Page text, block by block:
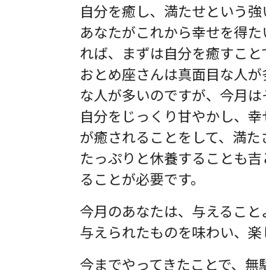
自分を癒し、満たせという強
あなたがこれから幸せを得
れば、まずは自分を癒すこと
おとめ座さんは真面目な人
な人が多いのですが、今月は
自分をじっくり甘やかし、
が癒されることをして、満た
たっぷりと休養することも
ることが必要です。
今月のあなたは、与えること
与えられたものを味わい、楽
今までやってきたことで、